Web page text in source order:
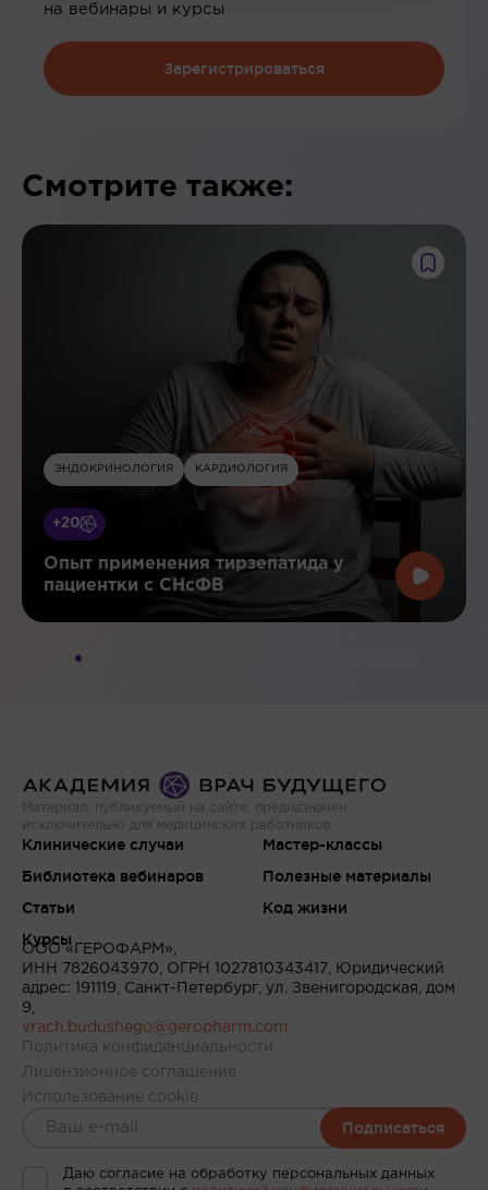
на вебинары и курсы
Зарегистрироваться
Смотрите также:
ЭНДОКРИНОЛОГИЯ КАРДИОЛОГИЯ
+20
Опыт применения тирзепатида у
пациентки с СНсФВ
Материал, публикуемый на сайте, предназначен
исключительно для медицинских работников
Клинические случаи
Библиотека вебинаров
Статьи
Курсы
Мастер-классы
Полезные материалы
Код жизни
ООО «ГЕРОФАРМ»,
ИНН 7826043970, ОГРН 1027810343417, Юридический
адрес: 191119, Санкт-Петербург, ул. Звенигородская, дом
9,
vrach.budushego@geropharm.com
Политика конфиденциальности
Лицензионное соглашение
Использование cookie
Подписаться
Даю согласие на обработку персональных данных